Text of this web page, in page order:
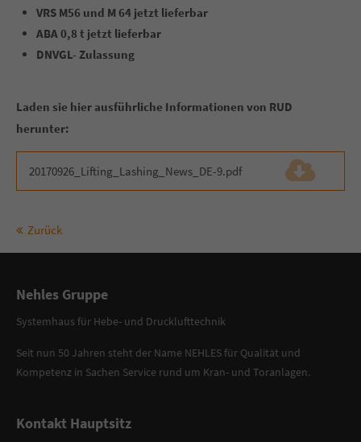
VRS M56 und M 64 jetzt lieferbar
ABA 0,8 t jetzt lieferbar
DNVGL- Zulassung
Laden sie hier ausführliche Informationen von RUD
herunter:
20170926_Lifting_Lashing_News_DE-9.pdf (399,0 KiB)
Zurück
Nehles Gruppe
Systemhaus für Hebe- und Drucklufttechnik
Seit nun 50 Jahren steht der Name NEHLES für Qualität und
Kompetenz in Sachen Service rund um Kran- und Toranlagen.
Kontakt Hauptsitz